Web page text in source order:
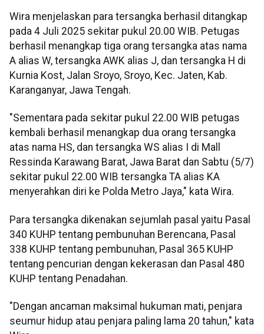
Wira menjelaskan para tersangka berhasil ditangkap
pada 4 Juli 2025 sekitar pukul 20.00 WIB. Petugas
berhasil menangkap tiga orang tersangka atas nama
A alias W, tersangka AWK alias J, dan tersangka H di
Kurnia Kost, Jalan Sroyo, Sroyo, Kec. Jaten, Kab.
Karanganyar, Jawa Tengah.
"Sementara pada sekitar pukul 22.00 WIB petugas
kembali berhasil menangkap dua orang tersangka
atas nama HS, dan tersangka WS alias I di Mall
Ressinda Karawang Barat, Jawa Barat dan Sabtu (5/7)
sekitar pukul 22.00 WIB tersangka TA alias KA
menyerahkan diri ke Polda Metro Jaya," kata Wira.
Para tersangka dikenakan sejumlah pasal yaitu Pasal
340 KUHP tentang pembunuhan Berencana, Pasal
338 KUHP tentang pembunuhan, Pasal 365 KUHP
tentang pencurian dengan kekerasan dan Pasal 480
KUHP tentang Penadahan.
"Dengan ancaman maksimal hukuman mati, penjara
seumur hidup atau penjara paling lama 20 tahun," kata